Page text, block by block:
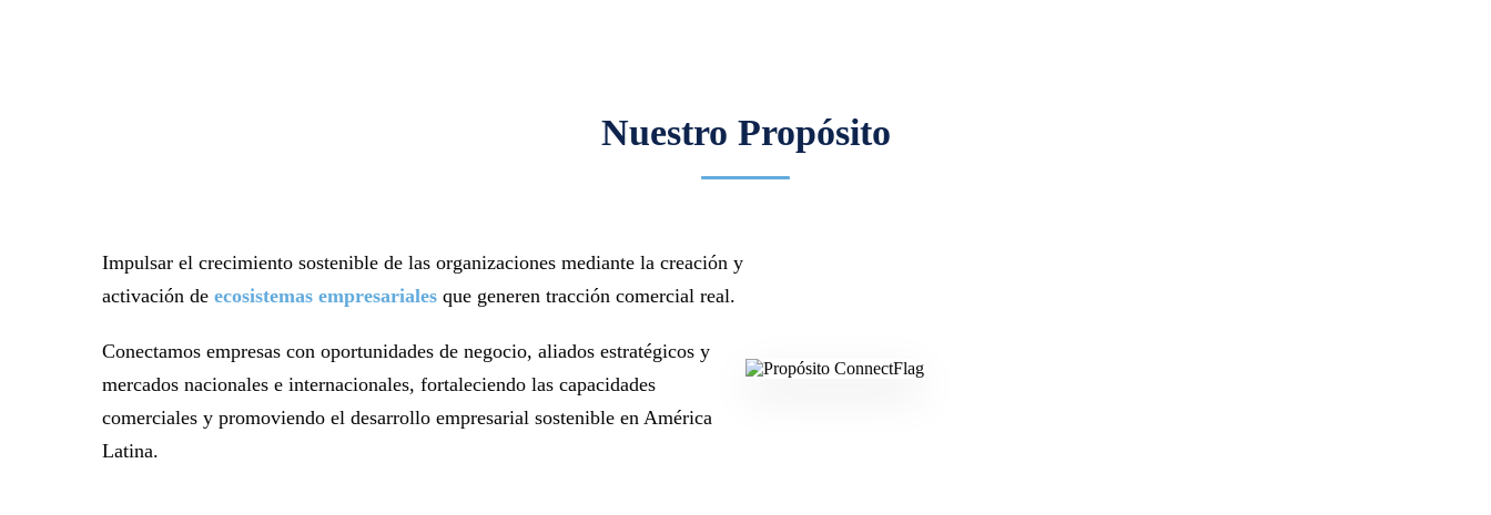
Nuestro Propósito
Impulsar el crecimiento sostenible de las organizaciones mediante la creación y
activación de ecosistemas empresariales que generen tracción comercial real.
Conectamos empresas con oportunidades de negocio, aliados estratégicos y
mercados nacionales e internacionales, fortaleciendo las capacidades
comerciales y promoviendo el desarrollo empresarial sostenible en América
Latina.